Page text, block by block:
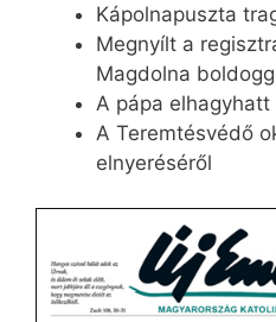
Kápolnapuszta
Megnyílt a
Magdolna
A pápa
A Teremtésvédő
elnyeréséről